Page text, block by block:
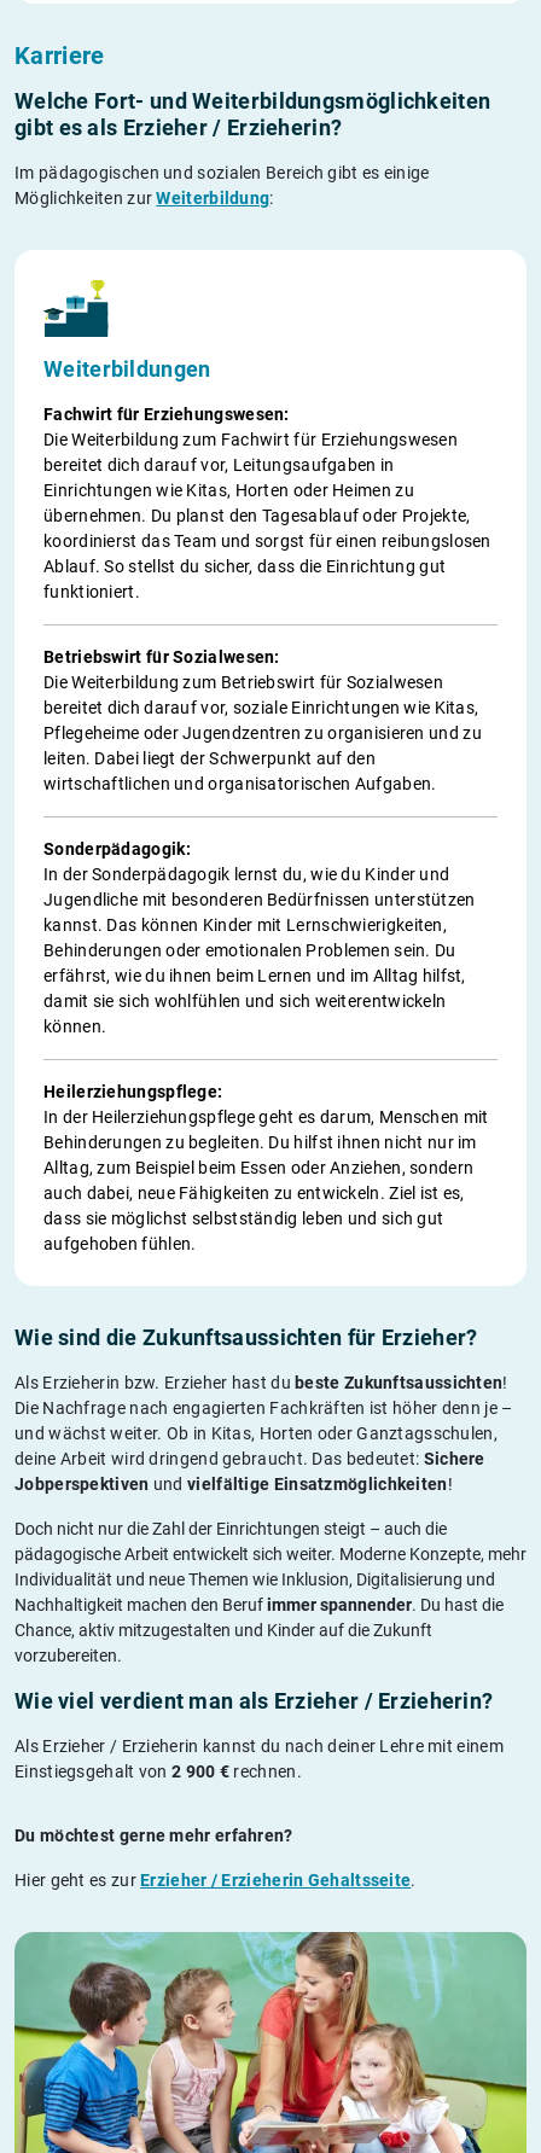
Karriere
Welche Fort- und Weiterbildungs­möglichkeiten
gibt es als Erzieher / Erzieherin?
Im pädagogischen und sozialen Bereich gibt es einige
Möglichkeiten zurWeiterbildung:
Weiterbildungen
Fachwirt für Erziehungswesen:
Die Weiterbildung zum Fachwirt für Erziehungswesen
bereitet dich darauf vor, Leitungsaufgaben in
Einrichtungen wie Kitas, Horten oder Heimen zu
übernehmen. Du planst den Tagesablauf oder Projekte,
koordinierst das Team und sorgst für einen reibungslosen
Ablauf. So stellst du sicher, dass die Einrichtung gut
funktioniert.
Betriebswirt für Sozialwesen:
Die Weiterbildung zum Betriebswirt für Sozialwesen
bereitet dich darauf vor, soziale Einrichtungen wie Kitas,
Pflegeheime oder Jugendzentren zu organisieren und zu
leiten. Dabei liegt der Schwerpunkt auf den
wirtschaftlichen und organisatorischen Aufgaben.
Sonderpädagogik:
In der Sonderpädagogik lernst du, wie du Kinder und
Jugendliche mit besonderen Bedürfnissen unterstützen
kannst. Das können Kinder mit Lernschwierigkeiten,
Behinderungen oder emotionalen Problemen sein. Du
erfährst, wie du ihnen beim Lernen und im Alltag hilfst,
damit sie sich wohlfühlen und sich weiterentwickeln
können.
Heilerziehungspflege:
In der Heilerziehungspflege geht es darum, Menschen mit
Behinderungen zu begleiten. Du hilfst ihnen nicht nur im
Alltag, zum Beispiel beim Essen oder Anziehen, sondern
auch dabei, neue Fähigkeiten zu entwickeln. Ziel ist es,
dass sie möglichst selbstständig leben und sich gut
aufgehoben fühlen.
Wie sind die Zukunftsaussichten für Erzieher?
Als Erzieherin bzw. Erzieher hast du beste Zukunftsaussichten!
Die Nachfrage nach engagierten Fachkräften ist höher denn je –
und wächst weiter. Ob in Kitas, Horten oder Ganztagsschulen,
deine Arbeit wird dringend gebraucht. Das bedeutet: Sichere
Jobperspektiven undvielfältige Einsatzmöglichkeiten!
Doch nicht nur die Zahl der Einrichtungen steigt – auch die
pädagogische Arbeit entwickelt sich weiter. Moderne Konzepte, mehr
Individualität und neue Themen wie Inklusion, Digitalisierung und
Nachhaltigkeit machen den Berufimmer spannender. Du hast die
Chance, aktiv mitzugestalten und Kinder auf die Zukunft
vorzubereiten.
Wie viel verdient man als Erzieher / Erzieherin?
Als Erzieher / Erzieherin kannst du nach deiner Lehre mit einem
Einstiegsgehalt von2 900 € rechnen.
Du möchtest gerne mehr erfahren?
Hier geht es zurErzieher / Erzieherin Gehaltsseite.